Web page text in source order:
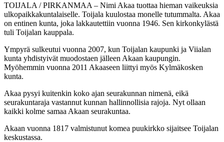
TOIJALA / PIRKANMAA – Nimi Akaa tuottaa hieman vaikeuksia
ulkopaikkakuntalaiselle. Toijala kuulostaa monelle tutummalta. Akaa
on entinen kunta, joka lakkautettiin vuonna 1946. Sen kirkonkylästä
tuli Toijalan kauppala.
Ympyrä sulkeutui vuonna 2007, kun Toijalan kaupunki ja Viialan
kunta yhdistyivät muodostaen jälleen Akaan kaupungin.
Myöhemmin vuonna 2011 Akaaseen liittyi myös Kylmäkosken
kunta.
Akaa pysyi kuitenkin koko ajan seurakunnan nimenä, eikä
seurakuntaraja vastannut kunnan hallinnollisia rajoja. Nyt ollaan
kaikki kolme samaa Akaan seurakuntaa.
Akaan vuonna 1817 valmistunut komea puukirkko sijaitsee Toijalan
keskustassa.